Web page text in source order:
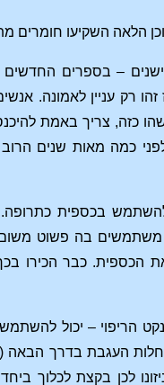
הלאה השקיעו חומרים
– בספרים
רק עניין לאמונה.
כזה, צריך באמת
כמה מאות שנים
להשתמש בכספית
משתמשים בה פשוט
כבר הכירו בכך
הריפוי – יכול
העגבת בדרך הבאה
לכן בקצת לכלוך